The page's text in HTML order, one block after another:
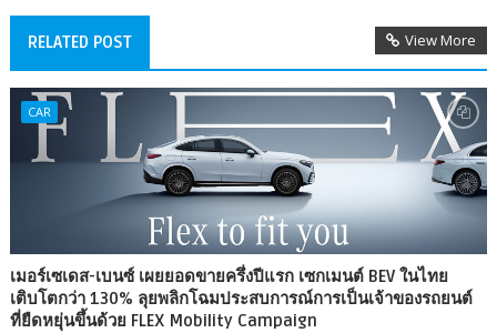
RELATED POST View More
CAR
เมอร์เซเดส-เบนซ์ เผยยอดขายครึ่งปีแรก เซกเมนต์ BEV ในไทย
เติบโตกว่า 130% ลุยพลิกโฉมประสบการณ์การเป็นเจ้าของรถยนต์
ที่ยืดหยุ่นขึ้นด้วย FLEX Mobility Campaign